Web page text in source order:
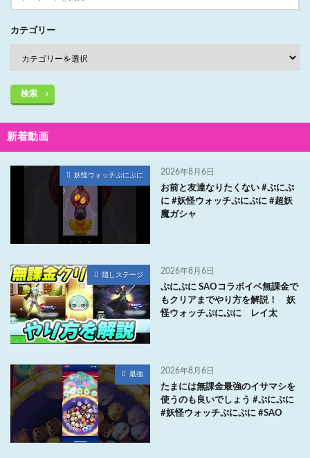
カテゴリー
検索
新着動画
妖怪ウォッチぷにぷに 2026年8月6日
お前と友達なりたくない #ぷにぷ
に #妖怪ウォッチぷにぷに #超妖
魔ガシャ
隠しステージ 2026年8月6日
ぷにぷに SAOコラボイベ無課金で
もクリアまでやり方を解説！ 妖
怪ウォッチぷにぷに レイ太
最強 2026年8月6日
たまには無課金最強のイサマシを
使うのも良いでしょう #ぷにぷに
#妖怪ウォッチぷにぷに #SAO